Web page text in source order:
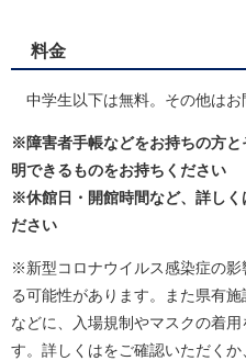
料金
中学生以下は無料。その他はお
※障害者手帳などをお持ちの方
明できるものをお持ちください
※休館日・開館時間など、詳しく
ださい
※新型コロナウイルス感染症の
る可能性があります。また県有
などに、入場規制やマスクの着
す。詳しくはをご確認いただく